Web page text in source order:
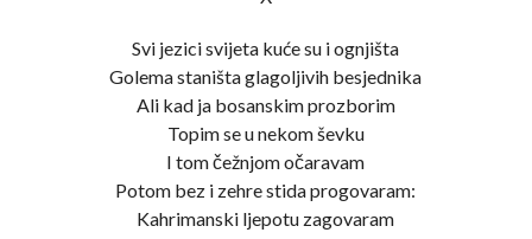
Svi jezici svijeta kuće su i ognjišta
Golema staništa glagoljivih besjednika
Ali kad ja bosanskim prozborim
Topim se u nekom ševku
I tom čežnjom očaravam
Potom bez i zehre stida progovaram:
Kahrimanski ljepotu zagovaram